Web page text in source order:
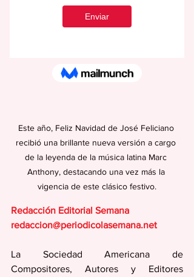
Este año, Feliz Navidad de José Feliciano
recibió una brillante nueva versión a cargo
de la leyenda de la música latina Marc
Anthony, destacando una vez más la
vigencia de este clásico festivo.
Redacción Editorial Semana
redaccion@periodicolasemana.net
La Sociedad Americana de
Compositores, Autores y Editores